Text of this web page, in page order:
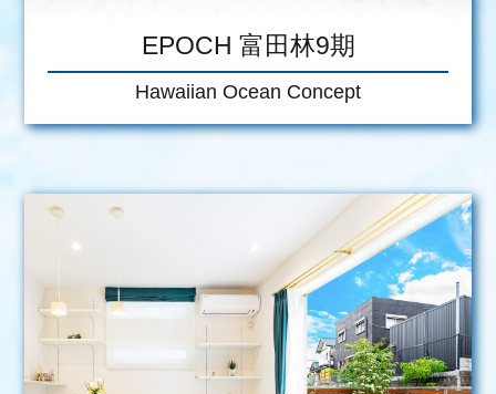
EPOCH 富田林9期
Hawaiian Ocean Concept